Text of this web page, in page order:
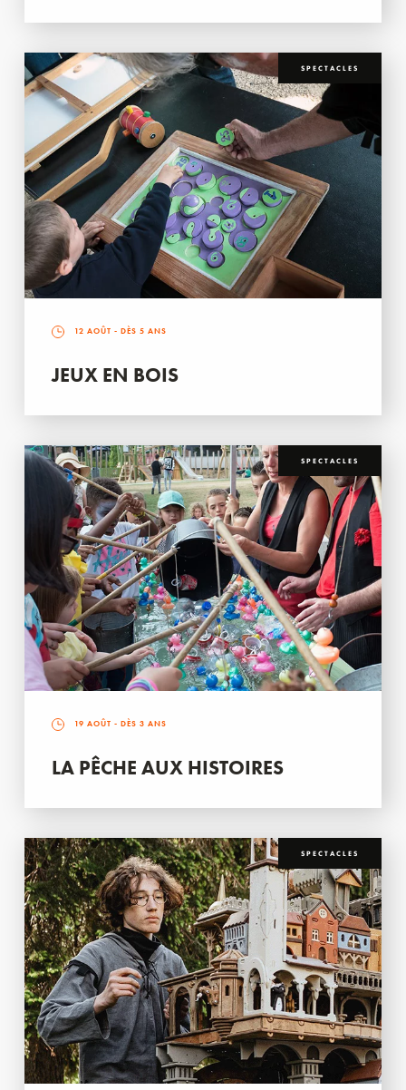
SPECTACLES
12 AOÛT - DÈS 5 ANS
JEUX EN BOIS
SPECTACLES
19 AOÛT - DÈS 3 ANS
LA PÊCHE AUX HISTOIRES
SPECTACLES